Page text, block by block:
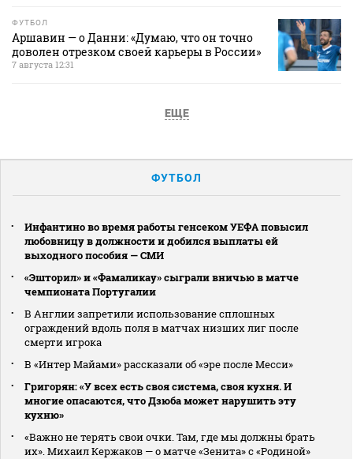
ФУТБОЛ
Аршавин — о Данни: «Думаю, что он точно
доволен отрезком своей карьеры в России»
7 августа 12:31
ЕЩЕ
ФУТБОЛ
Инфантино во время работы генсеком УЕФА повысил
любовницу в должности и добился выплаты ей
выходного пособия — СМИ
«Эшторил» и «Фамаликау» сыграли вничью в матче
чемпионата Португалии
В Англии запретили использование сплошных
ограждений вдоль поля в матчах низших лиг после
смерти игрока
В «Интер Майами» рассказали об «эре после Месси»
Григорян: «У всех есть своя система, своя кухня. И
многие опасаются, что Дзюба может нарушить эту
кухню»
«Важно не терять свои очки. Там, где мы должны брать
их». Михаил Кержаков — о матче «Зенита» с «Родиной»